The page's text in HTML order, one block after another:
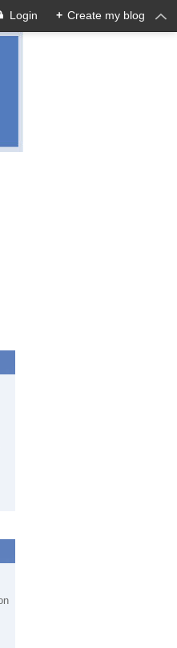
Login + Create my blog